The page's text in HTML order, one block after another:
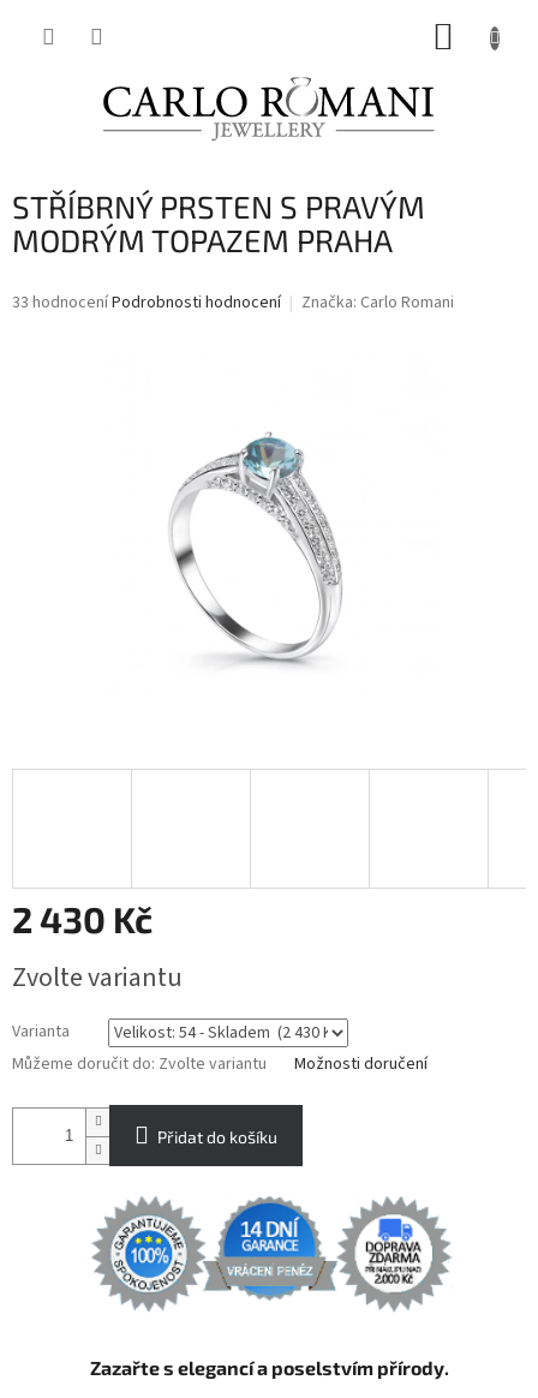
STŘÍBRNÝ PRSTEN S PRAVÝM
MODRÝM TOPAZEM PRAHA
Průměrné
33 hodnoceníPodrobnosti hodnocení Značka: Carlo Romani
2 430 Kč
cena:
Zvolte variantu
Varianta
Můžeme doručit do: Zvolte variantu Možnosti doručení
Přidat do košíku
Zazařte s elegancí a poselstvím přírody.